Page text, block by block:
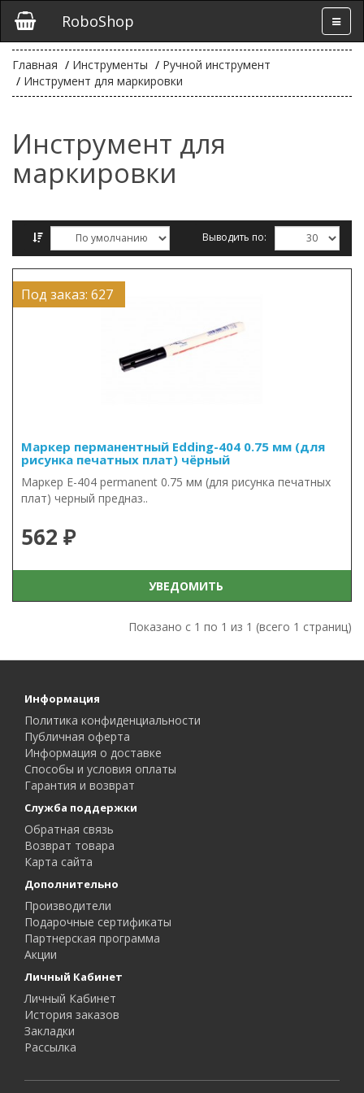
RoboShop
Главная Инструменты
Ручной инструмент
Инструмент для маркировки
Инструмент для
маркировки
Выводить по:
Под заказ: 627
Маркер перманентный Edding-404 0.75 мм (для
рисунка печатных плат) чёрный
Маркер E-404 permanent 0.75 мм (для рисунка печатных
плат) черный предназ..
562 ₽
УВЕДОМИТЬ
Показано с 1 по 1 из 1 (всего 1 страниц)
Информация
Политика конфиденциальности
Публичная оферта
Информация о доставке
Способы и условия оплаты
Гарантия и возврат
Служба поддержки
Обратная связь
Возврат товара
Карта сайта
Дополнительно
Производители
Подарочные сертификаты
Партнерская программа
Акции
Личный Кабинет
Личный Кабинет
История заказов
Закладки
Рассылка